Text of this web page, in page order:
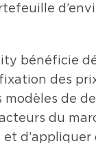
bénéficie
des
de
du